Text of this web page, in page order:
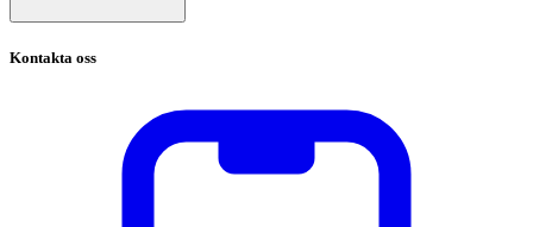
Kontakta oss